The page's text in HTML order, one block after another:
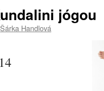
jógou
Šárka Handlová